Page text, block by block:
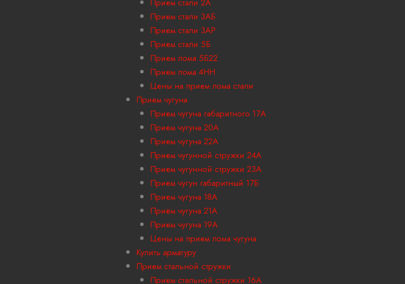
Прием стали 2А
Прием стали 3АБ
Прием стали 3АР
Прием стали 5Б
Прием лома 5Б22
Прием лома 4НН
Цены на прием лома стали
Прием чугуна
Прием чугуна габаритного 17A
Прием чугуна 20А
Прием чугуна 22А
Прием чугунной стружки 24А
Прием чугунной стружки 23А
Прием чугун габаритный 17Б
Прием чугуна 18A
Приём чугуна 21А
Прием чугуна 19А
Цены на прием лома чугуна
Купить арматуру
Прием стальной стружки
Прием стальной стружки 16А